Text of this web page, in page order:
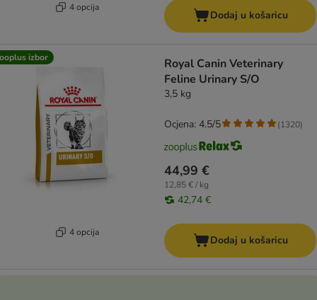
4 opcija
Dodaj u košaricu
izbor
4 opcija
Royal Canin Veterinary
Feline Urinary S/O
3,5 kg
44,99 €
12,85 € / kg
42,74 €
Ocjena: 4.5/5 (1320)
Dodaj u košaricu